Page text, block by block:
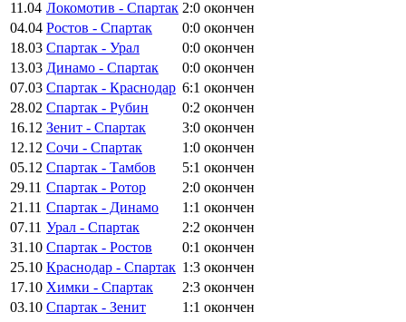
11.04 Локомотив - Спартак 2:0 окончен
04.04 Ростов - Спартак 0:0 окончен
18.03 Спартак - Урал 0:0 окончен
13.03 Динамо - Спартак 0:0 окончен
07.03 Спартак - Краснодар 6:1 окончен
28.02 Спартак - Рубин 0:2 окончен
16.12 Зенит - Спартак 3:0 окончен
12.12 Сочи - Спартак 1:0 окончен
05.12 Спартак - Тамбов 5:1 окончен
29.11 Спартак - Ротор 2:0 окончен
21.11 Спартак - Динамо 1:1 окончен
07.11 Урал - Спартак 2:2 окончен
31.10 Спартак - Ростов 0:1 окончен
25.10 Краснодар - Спартак 1:3 окончен
17.10 Химки - Спартак 2:3 окончен
03.10 Спартак - Зенит 1:1 окончен